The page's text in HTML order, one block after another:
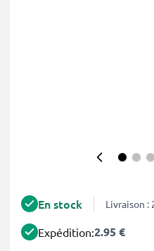
En stock Livraison :
Expédition:2.95 €